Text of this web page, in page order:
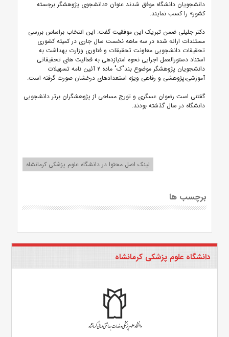
دانشجویان دانشگاه موفق شدند عنوان «دانشجوی پژوهشگر برجسته
کشور» را کسب نمایند.
دکتر جلیلی ضمن تبریک این موفقیت گفت: این انتخاب براساس بررسی
مستندات ارائه شده در سه ماهه نخست سال جاری در کمیته کشوری
تحقیقات دانشجویی معاونت تحقیقات و فناوری وزارت بهداشت به
استناد دستورالعمل اجرایی نحوه امتیازدهی به فعالیت های تحقیقاتی
دانشجویان پژوهشگر موضوع بند"ک" ماده ۲ آئین نامه تسهیلات
آموزشی،پژوهشی و رفاهی ویژه استعدادهای درخشان صورت گرفته است.
گفتنی است رضوان عسگری و تورج مساحی از پژوهشگران برتر دانشجویی
دانشگاه در سال گذشته بودند.
لینک اصل محتوا در دانشگاه علوم پزشکی کرمانشاه
برچسب ها
دانشگاه علوم پزشکی کرمانشاه